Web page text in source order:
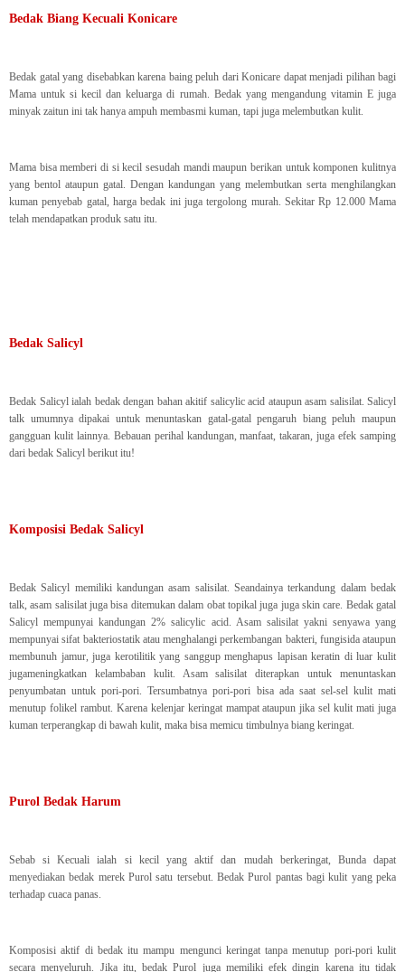
Bedak Biang Kecuali Konicare
Bedak gatal yang disebabkan karena baing peluh dari Konicare dapat menjadi pilihan bagi
Mama untuk si kecil dan keluarga di rumah. Bedak yang mengandung vitamin E juga
minyak zaitun ini tak hanya ampuh membasmi kuman, tapi juga melembutkan kulit.
Mama bisa memberi di si kecil sesudah mandi maupun berikan untuk komponen kulitnya
yang bentol ataupun gatal. Dengan kandungan yang melembutkan serta menghilangkan
kuman penyebab gatal, harga bedak ini juga tergolong murah. Sekitar Rp 12.000 Mama
telah mendapatkan produk satu itu.
Bedak Salicyl
Bedak Salicyl ialah bedak dengan bahan akitif salicylic acid ataupun asam salisilat. Salicyl
talk umumnya dipakai untuk menuntaskan gatal-gatal pengaruh biang peluh maupun
gangguan kulit lainnya. Bebauan perihal kandungan, manfaat, takaran, juga efek samping
dari bedak Salicyl berikut itu!
Komposisi Bedak Salicyl
Bedak Salicyl memiliki kandungan asam salisilat. Seandainya terkandung dalam bedak
talk, asam salisilat juga bisa ditemukan dalam obat topikal juga juga skin care. Bedak gatal
Salicyl mempunyai kandungan 2% salicylic acid. Asam salisilat yakni senyawa yang
mempunyai sifat bakteriostatik atau menghalangi perkembangan bakteri, fungisida ataupun
membunuh jamur, juga kerotilitik yang sanggup menghapus lapisan keratin di luar kulit
jugameningkatkan kelambaban kulit. Asam salisilat diterapkan untuk menuntaskan
penyumbatan untuk pori-pori. Tersumbatnya pori-pori bisa ada saat sel-sel kulit mati
menutup folikel rambut. Karena kelenjar keringat mampat ataupun jika sel kulit mati juga
kuman terperangkap di bawah kulit, maka bisa memicu timbulnya biang keringat.
Purol Bedak Harum
Sebab si Kecuali ialah si kecil yang aktif dan mudah berkeringat, Bunda dapat
menyediakan bedak merek Purol satu tersebut. Bedak Purol pantas bagi kulit yang peka
terhadap cuaca panas.
Komposisi aktif di bedak itu mampu mengunci keringat tanpa menutup pori-pori kulit
secara menyeluruh. Jika itu, bedak Purol juga memiliki efek dingin karena itu tidak